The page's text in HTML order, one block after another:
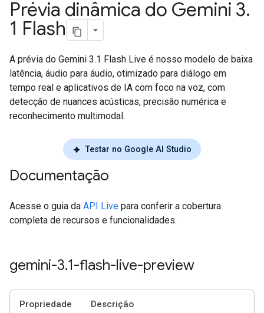
Prévia dinâmica do Gemini 3.
1 Flash
A prévia do Gemini 3.1 Flash Live é nosso modelo de baixa
latência, áudio para áudio, otimizado para diálogo em
tempo real e aplicativos de IA com foco na voz, com
detecção de nuances acústicas, precisão numérica e
reconhecimento multimodal.
Testar no Google AI Studio
Documentação
Acesse o guia da API Live para conferir a cobertura
completa de recursos e funcionalidades.
gemini-3.1-flash-live-preview
Propriedade Descrição